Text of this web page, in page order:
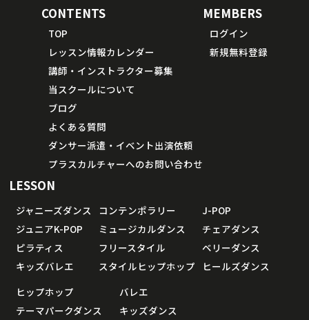
CONTENTS
TOP
レッスン情報カレンダー
講師・インストラクター募集
当スクールについて
ブログ
よくある質問
ダンサー派遣・イベント出演依頼
プラスカルチャーへのお問い合わせ
MEMBERS
ログイン
新規無料登録
LESSON
ジャニーズダンス
ジュニアK-POP
ピラティス
キッズバレエ
コンテンポラリー
ミュージカルダンス
フリースタイル
スタイルヒップホップ
J-POP
チェアダンス
ベリーダンス
ヒールズダンス
ヒップホップ
テーマパークダンス
バレエ
キッズダンス